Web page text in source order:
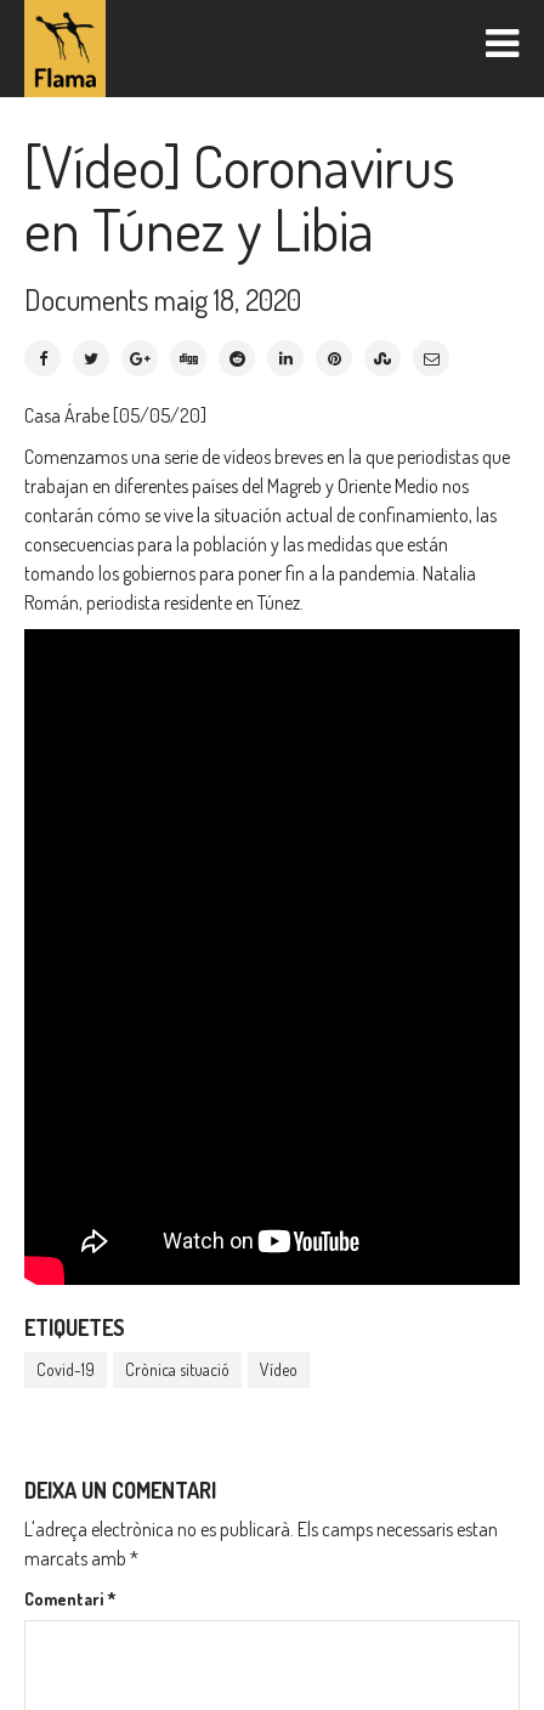
[Vídeo] Coronavirus
en Túnez y Libia
Documentsmaig 18, 2020
Casa Árabe [05/05/20]
Comenzamos una serie de vídeos breves en la que periodistas que
trabajan en diferentes países del Magreb y Oriente Medio nos
contarán cómo se vive la situación actual de confinamiento, las
consecuencias para la población y las medidas que están
tomando los gobiernos para poner fin a la pandemia. Natalia
Román, periodista residente en Túnez.
ETIQUETES
Covid-19 Crònica situació Vídeo
DEIXA UN COMENTARI
L'adreça electrònica no es publicarà. Els camps necessaris estan
marcats amb *
Comentari*